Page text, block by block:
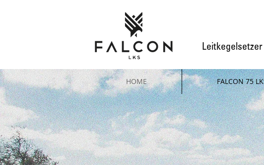
Leitkegelsetzer
HOME FALCON 75